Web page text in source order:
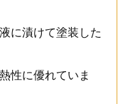
に漬けて塗装した
性に優れていま